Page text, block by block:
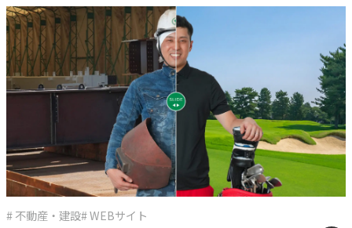
学と「余白」を体現したASITAKAのリブラン
ディング。
# 不動産・建設# WEBサイト